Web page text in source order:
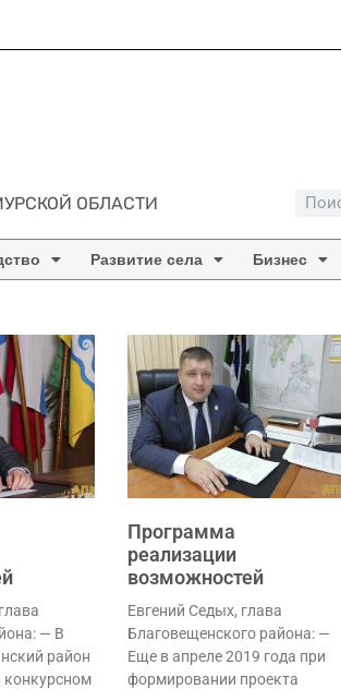
ОБЛАСТИ
Развитие села Бизнес
— В
район
конкурсном
Программа
реализации
возможностей
Евгений Седых, глава
Благовещенского района: —
Еще в апреле 2019 года при
формировании проекта